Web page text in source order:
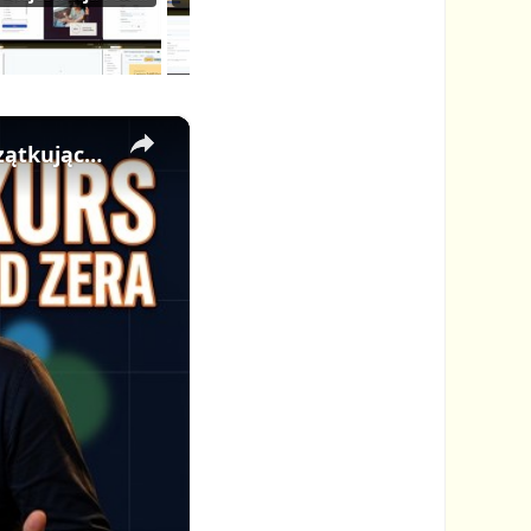
×
🎓 Jak Stworzyć Kurs Online od Zera — Pełny Tutorial dla Początkujących (Rejestracji do Publikacji)